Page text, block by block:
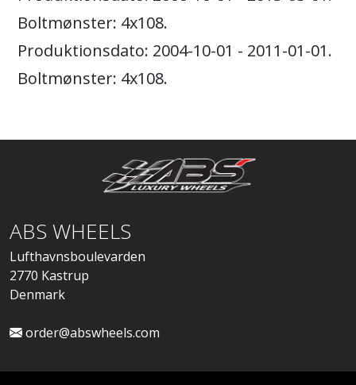
Boltmønster: 4x108.
Produktionsdato: 2004-10-01 - 2011-01-01.
Boltmønster: 4x108.
ABS WHEELS
Lufthavnsboulevarden
2770 Kastrup
Denmark
order@abswheels.com